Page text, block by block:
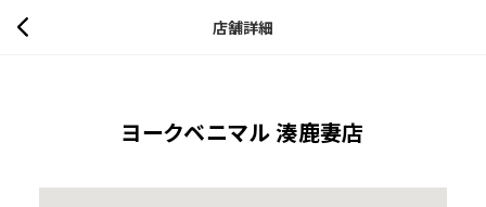
店舗詳細
ヨークベニマル 湊鹿妻店